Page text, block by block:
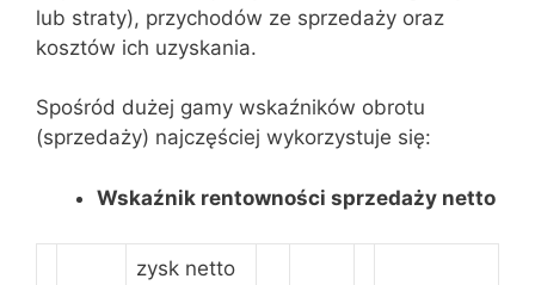
lub straty), przychodów ze sprzedaży oraz
kosztów ich uzyskania.
Spośród dużej gamy wskaźników obrotu
(sprzedaży) najczęściej wykorzystuje się:
Wskaźnik rentowności sprzedaży netto
zysk netto